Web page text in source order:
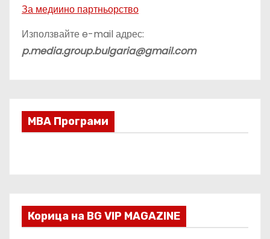
За медиино партньорство
Използвайте e-mail адрес:
p.media.group.bulgaria@gmail.com
МВА Програми
Корица на BG VIP MAGAZINE